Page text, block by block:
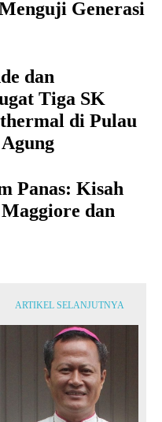
Generasi
dan
Tiga SK
di Pulau
Panas: Kisah
dan
ARTIKEL SELANJUTNYA